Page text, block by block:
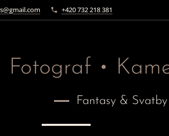
+420 732 218 381
Fotograf •
Fantasy & Svatby